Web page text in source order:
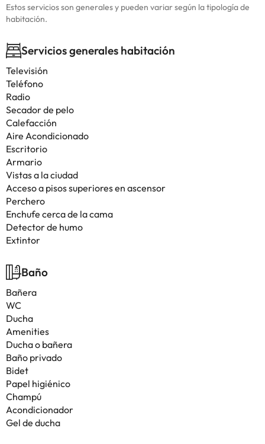
Estos servicios son generales y pueden variar según la tipología de
habitación.
Servicios generales habitación
Televisión
Teléfono
Radio
Secador de pelo
Calefacción
Aire Acondicionado
Escritorio
Armario
Vistas a la ciudad
Acceso a pisos superiores en ascensor
Perchero
Enchufe cerca de la cama
Detector de humo
Extintor
Baño
Bañera
WC
Ducha
Amenities
Ducha o bañera
Baño privado
Bidet
Papel higiénico
Champú
Acondicionador
Gel de ducha